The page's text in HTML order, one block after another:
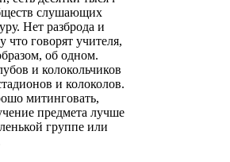
слушающих
Нет разброда и
что говорят учителя,
об одном.
и колокольчиков
и колоколов.
митинговать,
предмета лучше
группе или